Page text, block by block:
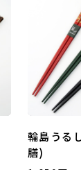
輪島うる
膳)